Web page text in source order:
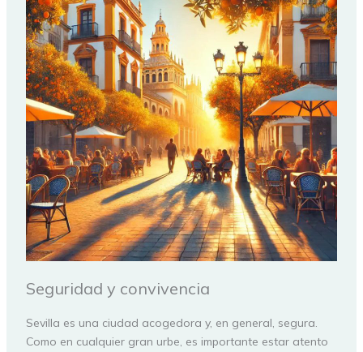
Seguridad y convivencia
Sevilla es una ciudad acogedora y, en general, segura.
Como en cualquier gran urbe, es importante estar atento